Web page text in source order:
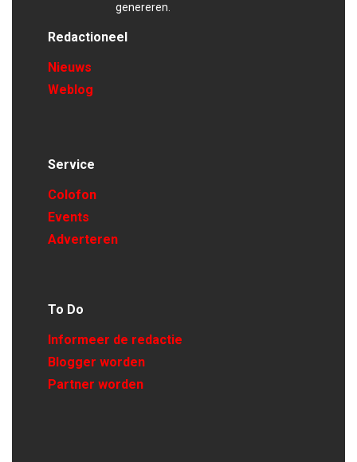
genereren.
Redactioneel
Nieuws
Weblog
Service
Colofon
Events
Adverteren
To Do
Informeer de redactie
Blogger worden
Partner worden